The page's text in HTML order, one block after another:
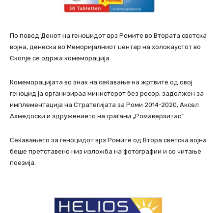
По повод Денот на геноцидот врз Ромите во Втората светска
војна, денеска во Меморијалниот центар на холокаустот во
Скопје се одржа комеморација.
Комеморацијата во знак на сеќавање на жртвите од овој
геноцид ја организираа министерот без ресор, задолжен за
имплементација на Стратегијата за Роми 2014-2020, Аксел
Ахмедоски и здружението на граѓани „Ромаверзитас“.
Сеќавањето за геноцидот врз Ромите од Втора светска војна
беше претставено низ изложба на фотографии и со читање
поезија.